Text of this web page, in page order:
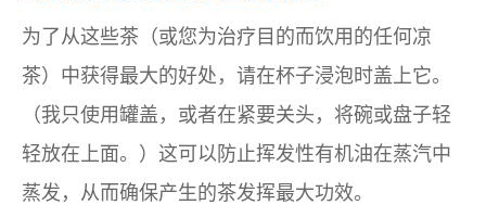
为了从这些茶（或您为治疗目的而饮用的任何凉
茶）中获得最大的好处，请在杯子浸泡时盖上它。
（我只使用罐盖，或者在紧要关头，将碗或盘子轻
轻放在上面。）这可以防止挥发性有机油在蒸汽中
蒸发，从而确保产生的茶发挥最大功效。